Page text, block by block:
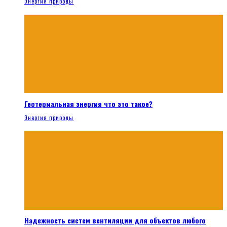
Геотермальная энергия что это такое?
Энергия природы
Надежность систем вентиляции для объектов любого